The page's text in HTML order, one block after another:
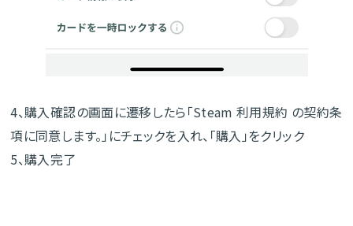
4、購入確認の画面に遷移したら「Steam 利用規約 の契約条
項に同意します。」にチェックを入れ、「購入」をクリック
5、購入完了